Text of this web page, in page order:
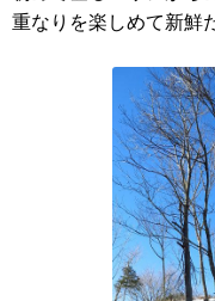
重なりを楽しめて新鮮